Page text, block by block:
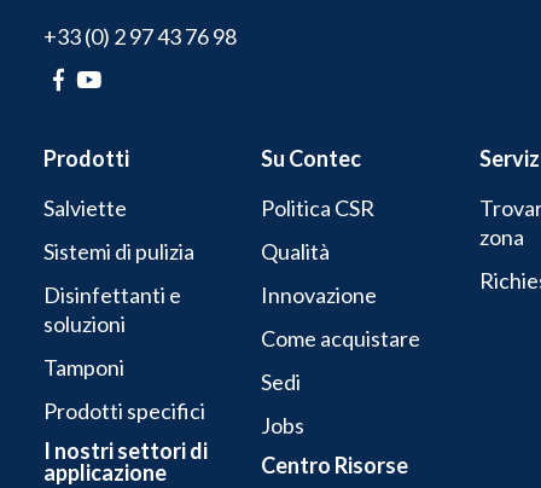
+33 (0) 2 97 43 76 98
Prodotti
Salviette
Sistemi di pulizia
Disinfettanti e
soluzioni
Tamponi
Prodotti specifici
I nostri settori di
applicazione
Su Contec
Politica CSR
Qualità
Innovazione
Come acquistare
Sedi
Jobs
Centro Risorse
zona